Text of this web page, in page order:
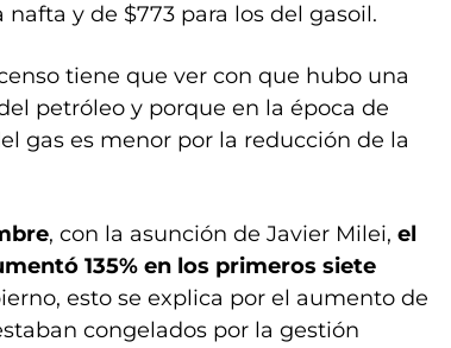
y de $773 para los del gasoil.
tiene que ver con que hubo una
petróleo y porque en la época de
gas es menor por la reducción de la
, con la asunción de Javier Milei, el
135% en los primeros siete
esto se explica por el aumento de
congelados por la gestión